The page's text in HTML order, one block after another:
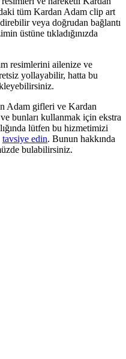
tüm Kardan Adam clip art
veya doğrudan bağlantı
üstüne tıkladığınızda
resimlerini ailenize ve
yollayabilir, hatta bu
Adam gifleri ve Kardan
bunları kullanmak için ekstra
lütfen bu hizmetimizi
tavsiye edin. Bunun hakkında
bulabilirsiniz.